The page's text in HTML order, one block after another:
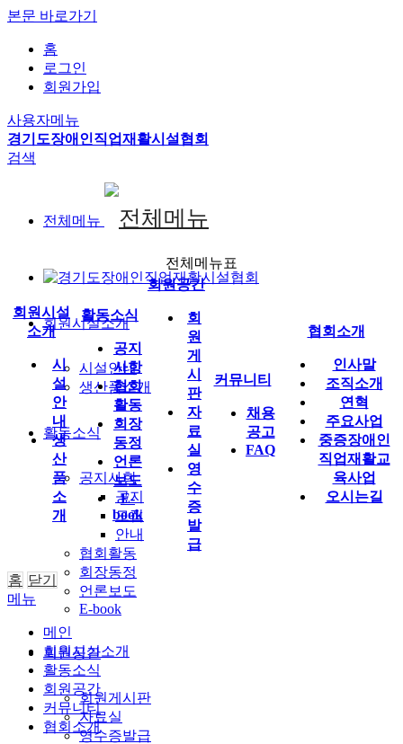
본문 바로가기
홈
로그인
회원가입
사용자메뉴
경기도장애인직업재활시설협회
검색
전체메뉴
회원시설소개
시설안내
생산품소개
활동소식
공지사항
공지
모집
안내
협회활동
회장동정
언론보도
E-book
회원공간
회원게시판
자료실
영수증발급
전체메뉴표
회원시설
소개
시
설
안
내
생
산
품
소
개
활동소식
공지
사항
협회
활동
회장
동정
언론
보도
E-
book
회원공간
회
원
게
시
판
자
료
실
영
수
증
발
급
커뮤니티
채용
공고
FAQ
협회소개
인사말
조직소개
연혁
주요사업
중증장애인
직업재활교
육사업
오시는길
홈 닫기
메뉴
메인
회원시설소개
활동소식
회원공간
커뮤니티
협회소개